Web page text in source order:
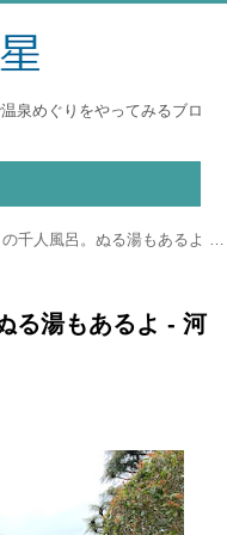
泉めぐりをやってみるブロ
呂。ぬる湯もあるよ - 河内温泉 金谷旅館
る湯もあるよ - 河